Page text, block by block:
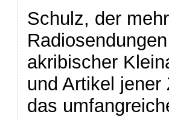
Schulz, der
akribischer
und Artikel
das